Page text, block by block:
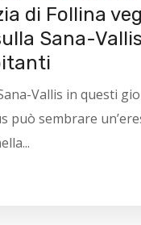
di Follina
Sana-
Vallis in questi
può sembrare